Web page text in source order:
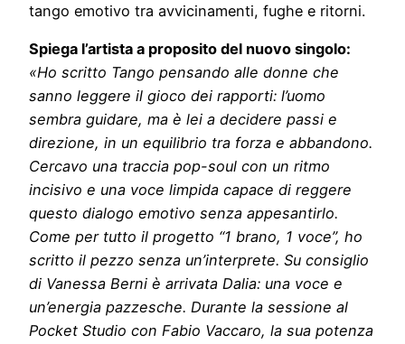
tango emotivo tra avvicinamenti, fughe e ritorni.
Spiega l’artista a proposito del nuovo singolo:
«Ho scritto Tango pensando alle donne che
sanno leggere il gioco dei rapporti: l’uomo
sembra guidare, ma è lei a decidere passi e
direzione, in un equilibrio tra forza e abbandono.
Cercavo una traccia pop-soul con un ritmo
incisivo e una voce limpida capace di reggere
questo dialogo emotivo senza appesantirlo.
Come per tutto il progetto “1 brano, 1 voce”, ho
scritto il pezzo senza un’interprete. Su consiglio
di Vanessa Berni è arrivata Dalia: una voce e
un’energia pazzesche. Durante la sessione al
Pocket Studio con Fabio Vaccaro, la sua potenza